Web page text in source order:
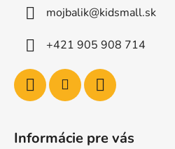
mojbalik@kidsmall.sk
+421 905 908 714
Informácie pre vás